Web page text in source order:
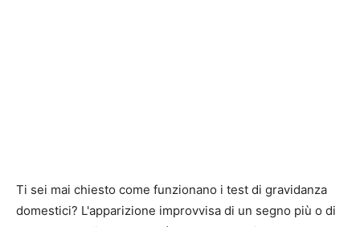
Ti sei mai chiesto come funzionano i test di gravidanza
domestici? L'apparizione improvvisa di un segno più o di